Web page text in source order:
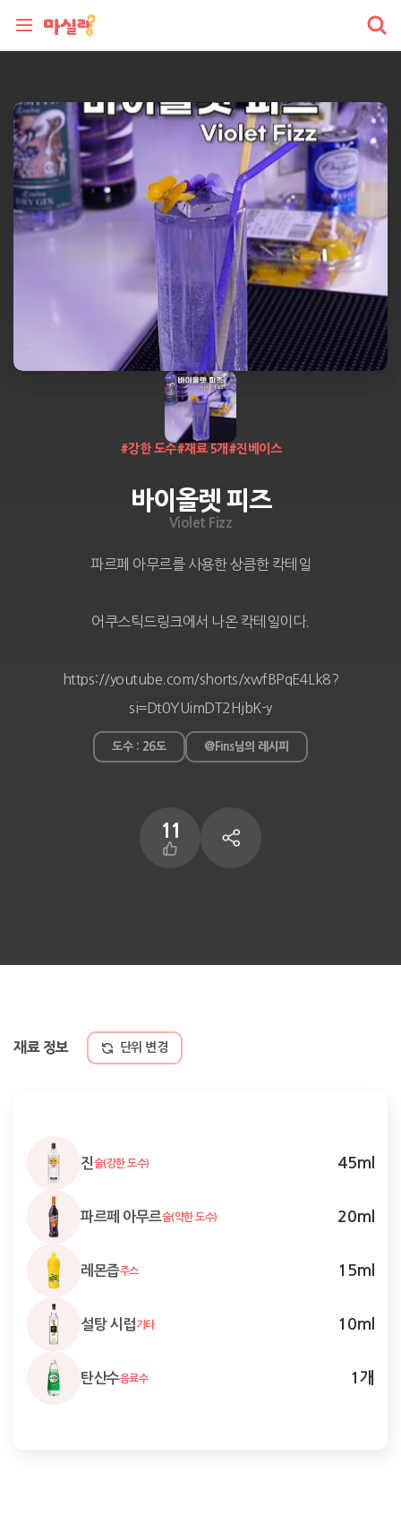
#강한 도수#재료 5개 #진베이스
바이올렛 피즈
Violet Fizz
파르페 아무르를 사용한 상큼한 칵테일
어쿠스틱드링크에서 나온 칵테일이다.
https://youtube.com/shorts/xwfBPqE4Lk8?
si=Dt0YUimDT2HjbK-y
도수 : 26도 @Fins님의 레시피
11
재료 정보 단위 변경
진술(강한 도수) 45ml
파르페 아무르술(약한 도수) 20ml
레몬즙주스 15ml
설탕 시럽기타 10ml
탄산수음료수 1 개